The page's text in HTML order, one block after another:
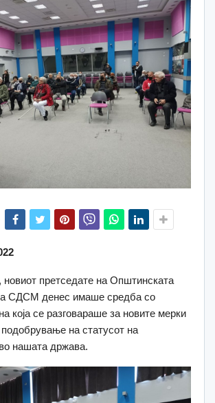
претседате на Општинската
СДСМ денес имаше средба со
која се разговараше за новите мерки
на статусот на
нашата држава.